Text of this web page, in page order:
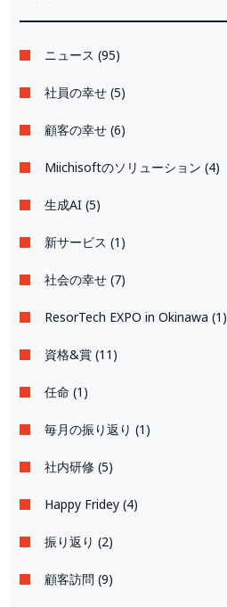
ニュース (95)
社員の幸せ (5)
顧客の幸せ (6)
Miichisoftのソリューション (4)
生成AI (5)
新サービス (1)
社会の幸せ (7)
ResorTech EXPO in Okinawa (1)
資格&賞 (11)
任命 (1)
毎月の振り返り (1)
社内研修 (5)
Happy Fridey (4)
振り返り (2)
顧客訪問 (9)